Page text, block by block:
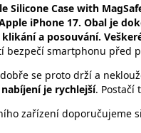
Silicone Case with
iPhone 17. Obal je
a posouvání.
bezpečí smartphonu před
se proto drží a
je rychlejší. Postačí
zařízení doporučujeme